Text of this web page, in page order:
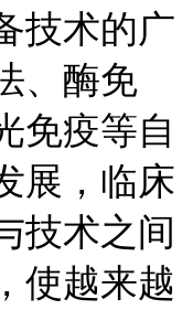
技术的广
、酶免
免疫等自
展，临床
技术之间
使越来越